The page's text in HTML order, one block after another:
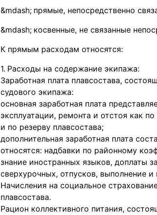
прямые, непосредственно
косвенные, не связанные
К прямым расходам относятся:
Расходы на содержание экипажа:
Заработная плата плавсостава,
судового экипажа:
основная заработная плата
эксплуатации, ремонта и отстоя как
и по резерву плавсостава;
дополнительная заработная плата
относятся: надбавки по районному
знание иностранных языков, доплаты
сверхурочных, отпусков, выполнение
Начисления на социальное
плавсостава.
Рацион коллективного питания,